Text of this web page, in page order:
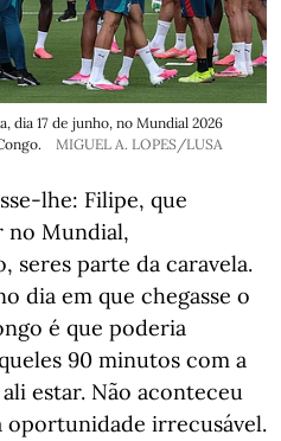
17 de junho, no Mundial 2026
MIGUEL A. LOPES/LUSA
lhe: Filipe, que
no Mundial,
seres parte da caravela.
dia em que chegasse o
é que poderia
90 minutos com a
estar. Não aconteceu
irrecusável.